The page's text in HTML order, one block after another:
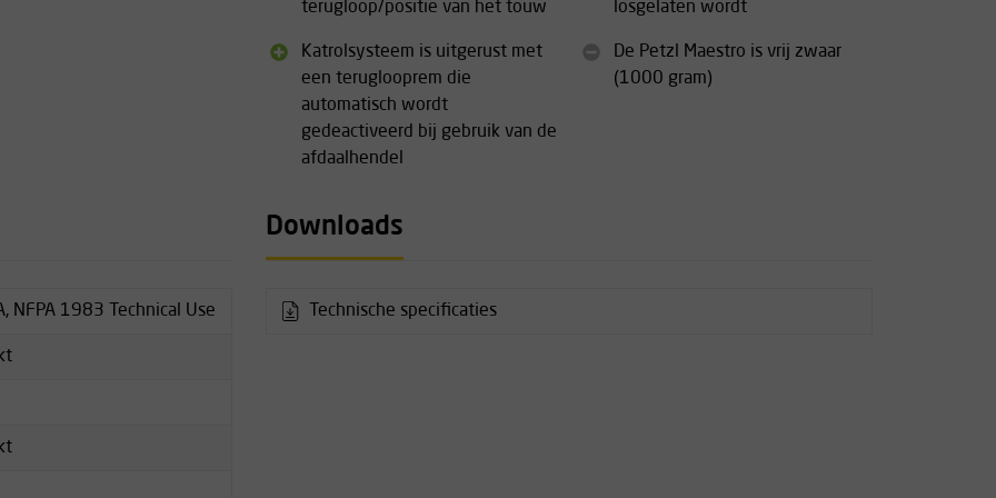
van lasten.
blokkeert en de
de handgreep te hoeven
in de hendel van het toestel.
terugloop/positie van het touw
Katrolsysteem is uitgerust met
een teruglooprem die
automatisch wordt
gedeactiveerd bij gebruik van de
afdaalhendel
losgelaten wordt
De Petzl Maestro is vrij zwaar
(1000 gram)
NFPA 1983 Technical Use
Downloads
Technische specificaties